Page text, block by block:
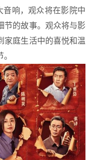
响，观众将在影院中
节的故事。观众将与影
家庭生活中的喜悦和温